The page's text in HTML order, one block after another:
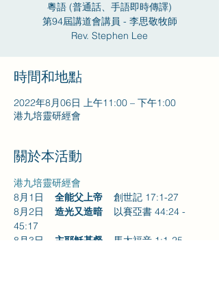
粵語 (普通話、手語即時傳譯)
第94屆講道會講員 - 李思敬牧師
Rev. Stephen Lee
時間和地點
2022年8月06日 上午11:00 – 下午1:00
港九培靈研經會
關於本活動
港九培靈研經會
8月1日 全能父上帝 創世記 17:1-27
8月2日 造光又造暗 以賽亞書 44:24 -
45:17
8月3日 主耶穌基督
馬太福音 1:1-25